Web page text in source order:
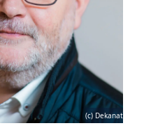
(c) Dekanat